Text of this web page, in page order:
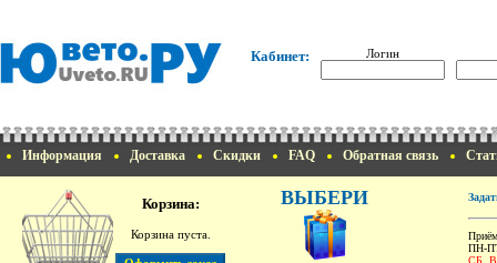
Кабинет: Логин
Информация Доставка Скидки FAQ Обратная связь
Корзина:
Корзина пуста.
ВЫБЕРИ
ПН-
СБ,